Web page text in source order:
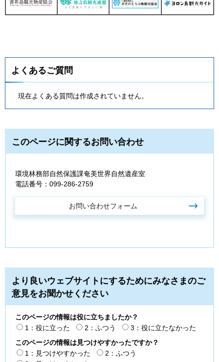
よくあるご質問
現在よくある質問は作成されていません。
このページに関するお問い合わせ
環境林務部自然保護課奄美世界自然遺産室
電話番号：099-286-2759
より良いウェブサイトにするためにみなさまのご
意見をお聞かせください
このページの情報は役に立ちましたか？
1：役に立った
2：ふつう
3：役に立たなかった
このページの情報は見つけやすかったですか？
1：見つけやすかった
2：ふつう